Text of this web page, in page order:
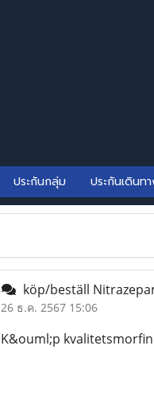
ประกันกลุ่ม ประกันเดินท
köp/beställ
26 ธ.ค. 2567 15:06
K&ouml;p